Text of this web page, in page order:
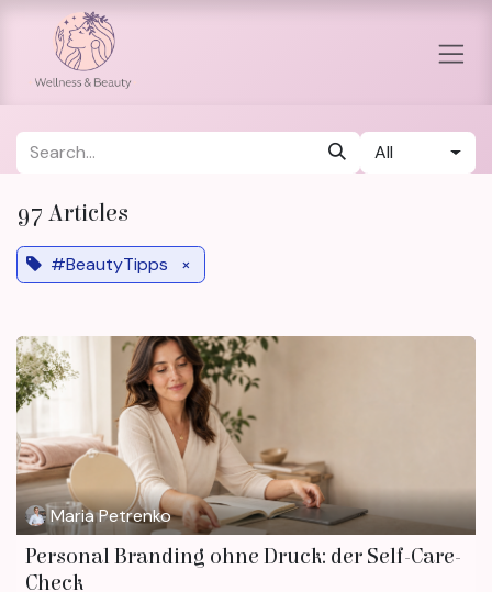
Skip to Content
All
97 Articles
#BeautyTipps ×
Maria Petrenko
Personal Branding ohne Druck: der Self-Care-
Check